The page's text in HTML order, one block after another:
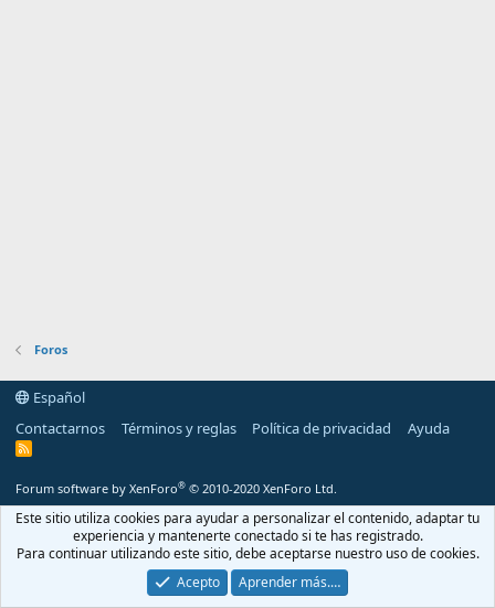
Foros
Español
Contactarnos
Términos y reglas Política de privacidad Ayuda
R
Forum software by XenForo® © 2010-2020 XenForo Ltd.
Este sitio utiliza cookies para ayudar a personalizar el contenido, adaptar tu
experiencia y mantenerte conectado si te has registrado.
Para continuar utilizando este sitio, debe aceptarse nuestro uso de cookies.
Acepto
Aprender más.…